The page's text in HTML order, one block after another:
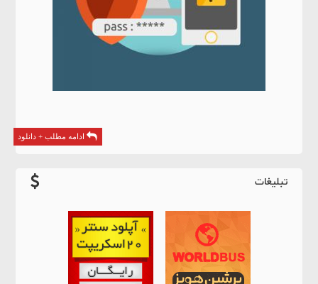
ادامه مطلب + دانلود
تبلیغات